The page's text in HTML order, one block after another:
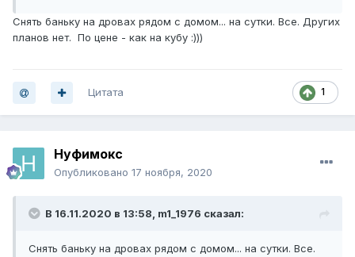
Снять баньку на дровах рядом с домом... на сутки. Все. Других
планов нет. По цене - как на кубу :)))
1
Цитата
Нуфимокс
Опубликовано 17 ноября, 2020
В 16.11.2020 в 13:58, m1_1976 сказал:
Снять баньку на дровах рядом с домом... на сутки. Все.